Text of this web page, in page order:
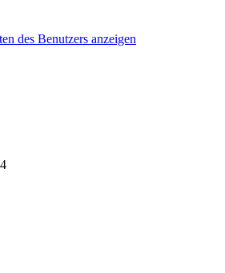
des Benutzers anzeigen